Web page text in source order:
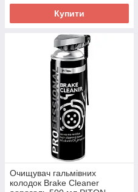
Купити
Очищувач гальмівних
колодок Brake Cleaner